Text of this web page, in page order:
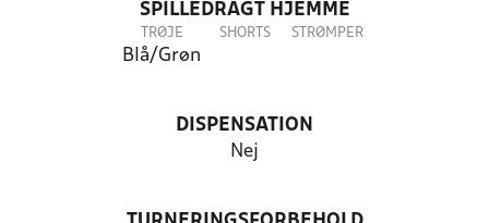
SPILLEDRAGT HJEMME
TRØJE
Blå/Grøn
SHORTS STRØMPER
DISPENSATION
Nej